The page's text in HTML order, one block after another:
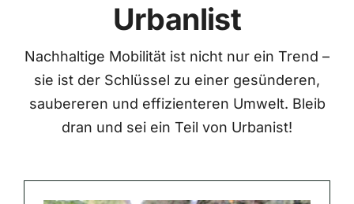
Urbanlist
Nachhaltige Mobilität ist nicht nur ein Trend –
sie ist der Schlüssel zu einer gesünderen,
saubereren und effizienteren Umwelt. Bleib
dran und sei ein Teil von Urbanist!